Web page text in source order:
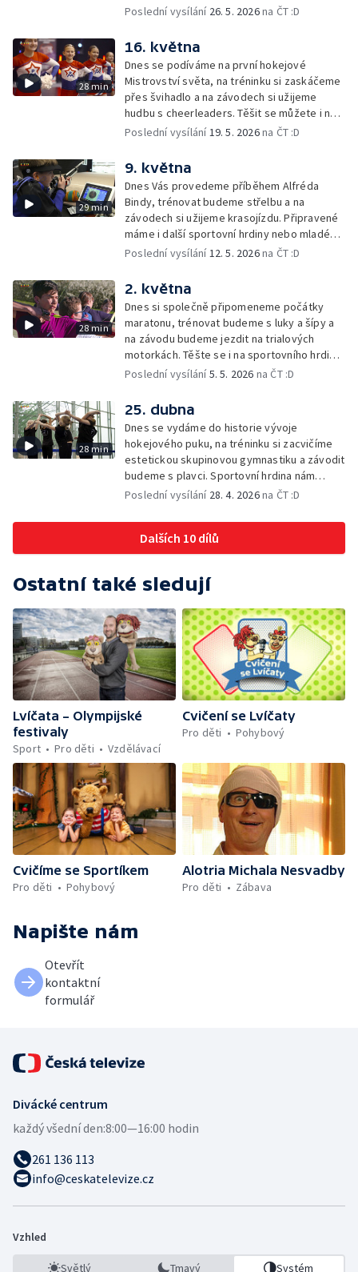
dalšího sportovního hrdinu nebo mladého
Poslední vysílání 26. 5. 2026na ČT :D
28 min
16. května
Dnes se podíváme na první hokejové
Mistrovství světa, na tréninku si zaskáčeme
přes švihadlo a na závodech si užijeme
hudbu s cheerleaders. Těšit se můžete i na
sportovního hrdinu nebo soutěž o cenu
Poslední vysílání19. 5. 2026na ČT :D
29 min
9. května
Dnes Vás provedeme příběhem Alfréda
Bindy, trénovat budeme střelbu a na
závodech si užijeme krasojízdu. Připravené
máme i další sportovní hrdiny nebo mladého
šampiona.
Poslední vysílání12. 5. 2026na ČT :D
28 min
2. května
Dnes si společně připomeneme počátky
maratonu, trénovat budeme s luky a šípy a
na závodu budeme jezdit na trialových
motorkách. Těšte se i na sportovního hrdinu
nebo naši soutěž o cenu Lvíčat.
Poslední vysílání5. 5. 2026 na ČT :D
28 min
25. dubna
Dnes se vydáme do historie vývoje
hokejového puku, na tréninku si zacvičíme
estetickou skupinovou gymnastiku a závodit
budeme s plavci. Sportovní hrdina nám
ukáže co umí a společně si vyzkoušíme
Poslední vysílání 28. 4. 2026na ČT :D
Dalších 10 dílů
Ostatní také sledují
Lvíčata – Olympijské
festivaly
Sport
Pro děti Vzdělávací
Cvičení se Lvíčaty
Pro děti
Pohybový
Cvičíme se Sportíkem
Pro děti
Pohybový
Alotria Michala Nesvadby
Pro děti
Zábava
Napište nám
Otevřít
kontaktní
formulář
Divácké centrum
každý všední den:8:00—16:00 hodin
261 136 113
info@ceskatelevize.cz
Vzhled
Světlý Tmavý Systém